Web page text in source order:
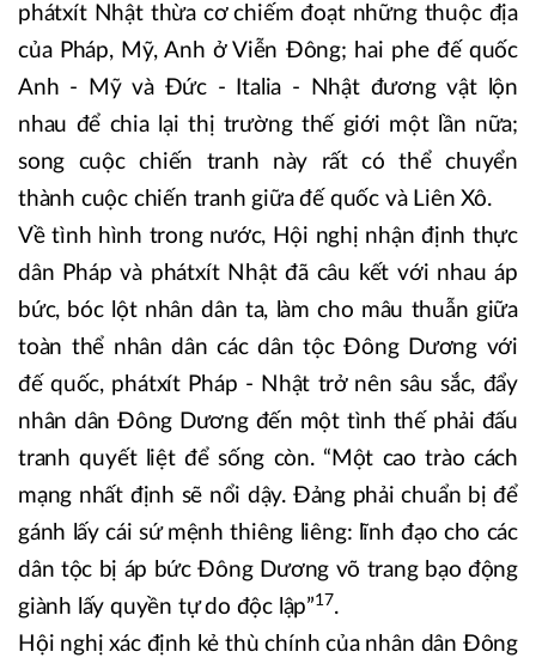
phátxít Nhật thừa cơ chiếm đoạt những thuộc địa
của Pháp, Mỹ, Anh ở Viễn Đông; hai phe đế quốc
Anh - Mỹ và Đức - Italia - Nhật đương vật lộn
nhau để chia lại thị trường thế giới một lần nữa;
song cuộc chiến tranh này rất có thể chuyển
thành cuộc chiến tranh giữa đế quốc và Liên Xô.
Về tình hình trong nước, Hội nghị nhận định thực
dân Pháp và phátxít Nhật đã câu kết với nhau áp
bức, bóc lột nhân dân ta, làm cho mâu thuẫn giữa
toàn thể nhân dân các dân tộc Đông Dương với
đế quốc, phátxít Pháp - Nhật trở nên sâu sắc, đẩy
nhân dân Đông Dương đến một tình thế phải đấu
tranh quyết liệt để sống còn. “Một cao trào cách
mạng nhất định sẽ nổi dậy. Đảng phải chuẩn bị để
gánh lấy cái sứ mệnh thiêng liêng: lĩnh đạo cho các
dân tộc bị áp bức Đông Dương võ trang bạo động
giành lấy quyền tự do độc lập”17.
Hội nghị xác định kẻ thù chính của nhân dân Đông